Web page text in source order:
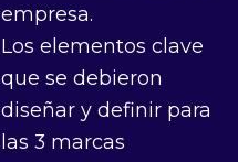
empresa.
Los elementos clave
que se debieron
diseñar y definir para
las 3 marcas